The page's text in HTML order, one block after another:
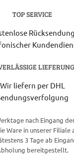
TOP SERVICE
Rücksendung
LIEFERUNG
Wir liefern per DHL
nach Eingang
Ware in unserer
3 Tage ab
bereitgestellt.